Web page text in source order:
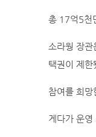
총 17억5천
소라웡 장
택권이 제한
참여를 희
게다가 운